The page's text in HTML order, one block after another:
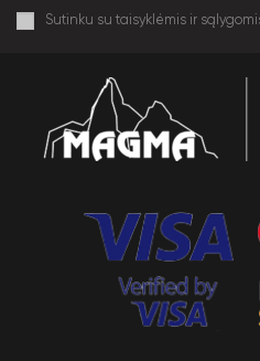
Sutinku su taisyklėmis ir